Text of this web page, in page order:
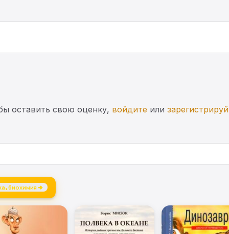
оставить свою оценку, войдите или
биохимия →